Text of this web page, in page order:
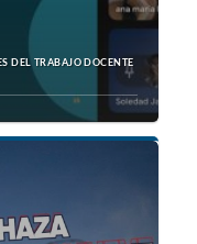
DEL TRABAJO DOCENTE